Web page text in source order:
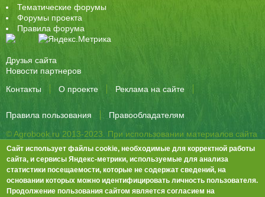
Тематические форумы
Форумы проекта
Правила форума
Друзья сайта
Новости партнеров
Контакты
О проекте Реклама на сайте
Правила пользования
Правообладателям
© Agrobook.ru 2013-2023. При использовании материалов сайта
активная ссылка на публикацию обязательна.
344000, Ростов-на-Дону, ул. Города Волос, д.6, 8 этаж, офис 803
Тел./факс: +7 (863) 282-83-13 e-mail:info@agrobook.ru
Возрастная категория сайта: 16+. Объявления на сайте не
Сайт использует файлы cookie, необходимые для корректной работы
сайта, и сервисы Яндекс-метрики, используемые для анализа
статистики посещаемости, которые не содержат сведений, на
основании которых можно идентифицировать личность пользователя.
Продолжение пользования сайтом является согласием на